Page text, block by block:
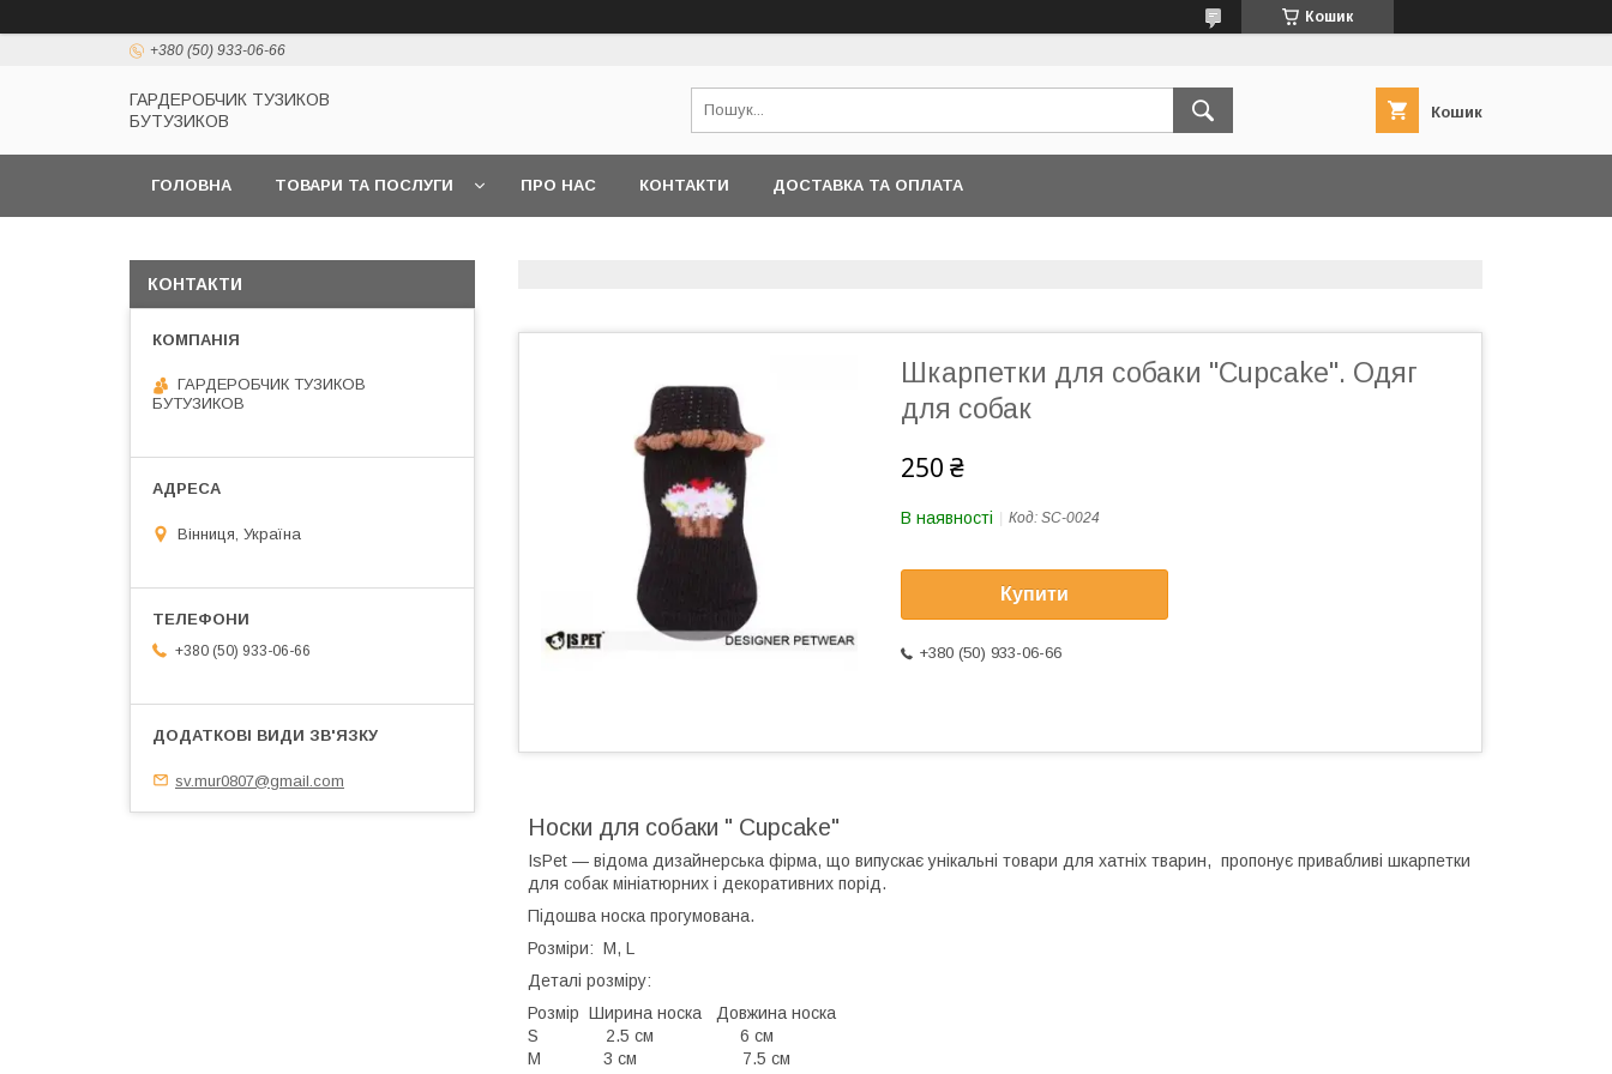
Кошик
+380 (50) 933-06-66
ГАРДЕРОБЧИК ТУЗИКОВ
БУТУЗИКОВ
Кошик
ГОЛОВНА ТОВАРИ ТА ПОСЛУГИ ПРО НАС КОНТАКТИ ДОСТАВКА ТА ОПЛАТА
Шкарпетки для собаки "Cupcake". Одяг
для собак
250 ₴
В наявності Код: SC-0024
Купити
+380 (50) 933-06-66
Носки для собаки " Cupcake"
IsPet — відома дизайнерська фірма, що випускає унікальні товари для хатніх тварин, пропонує привабливі шкарпетки
для собак мініатюрних і декоративних порід.
Підошва носка прогумована.
Розміри: M, L
Деталі розміру:
Розмір Ширина носка Довжина носка
S 2.5 см 6 см
М 3 см 7.5 см
КОНТАКТИ
ГАРДЕРОБЧИК ТУЗИКОВ
БУТУЗИКОВ
Вінниця, Україна
+380 (50) 933-06-66
sv.mur0807@gmail.com